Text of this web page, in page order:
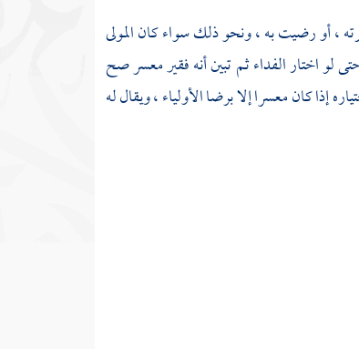
، أو رضيت به ، ونحو ذلك سواء كان المولى
لو اختار الفداء ثم تبين أنه فقير معسر صح
إذا كان معسرا إلا برضا الأولياء ، ويقال له